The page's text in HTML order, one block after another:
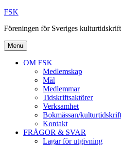
Skip
content
FSK
Föreningen för Sveriges
Menu
OM FSK
Medlemskap
Mål
Medlemmar
Tidskriftsaktörer
Verksamhet
Bokmässan/
Kontakt
FRÅGOR & SVAR
Lagar för utgivning